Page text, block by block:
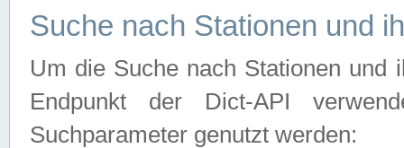
Suche nach Stationen und
Um die Suche nach Stationen und
Endpunkt der Dict-API
Suchparameter genutzt werden: